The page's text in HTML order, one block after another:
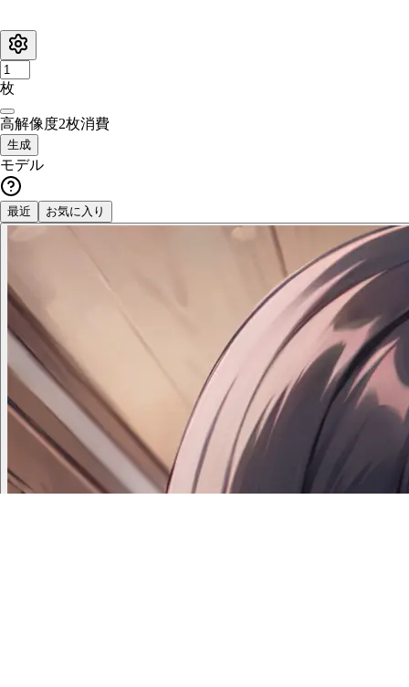
枚
高解像度2枚消費
生成
モデル
最近 お気に入り